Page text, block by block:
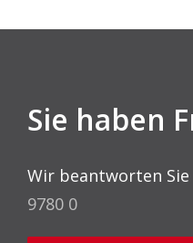
Sie haben
Wir beantworten Sie
9780 0